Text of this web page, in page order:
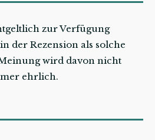
zur Verfügung
der Rezension als solche
wird davon nicht
ehrlich.